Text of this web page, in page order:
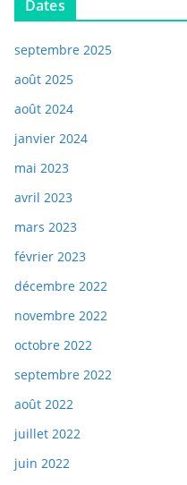
Dates
septembre 2025
août 2025
août 2024
janvier 2024
mai 2023
avril 2023
mars 2023
février 2023
décembre 2022
novembre 2022
octobre 2022
septembre 2022
août 2022
juillet 2022
juin 2022